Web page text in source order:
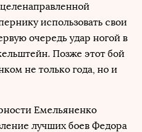
использовать свои
очередь удар ногой в
Позже этот бой
не только года, но и
Емельяненко
лучших боев Федора